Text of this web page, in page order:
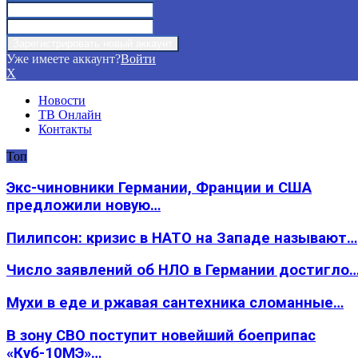
Уже имеете аккаунт?Войти
X
Новости
ТВ Онлайн
Контакты
Топ
Экс-чиновники Германии, Франции и США
предложили новую…
Пилипсон: кризис в НАТО на Западе называют…
Число заявлений об НЛО в Германии
Мухи в еде и ржавая сантехника сломанные…
В зону СВО поступит новейший боеприпас
«Куб-10МЭ»…